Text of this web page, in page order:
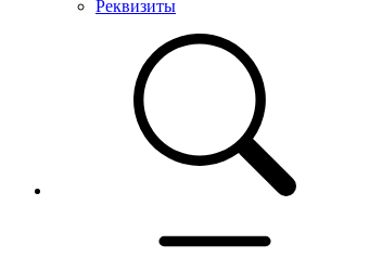
Реквизиты